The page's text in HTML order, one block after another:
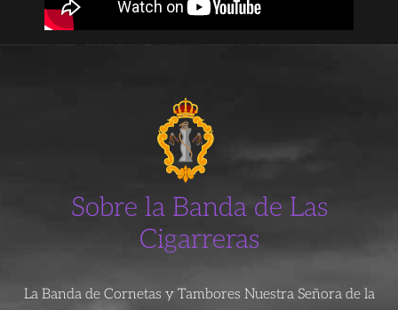
Sobre la Banda de Las
Cigarreras
La Banda de Cornetas y Tambores Nuestra Señora de la